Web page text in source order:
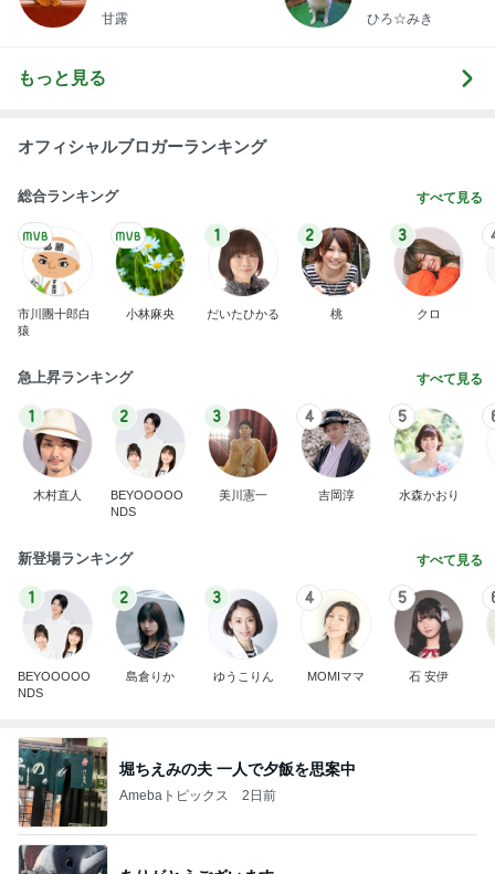
甘露 ひろ☆みき
もっと見る
オフィシャルブロガーランキング
総合ランキング すべて見る
市川團十郎白
猿
小林麻央
1
だいたひかる
2
桃
3
クロ
急上昇ランキング すべて見る
1
木村直人
2
BEYOOOOO
NDS
3
美川憲一
4
吉岡淳
5
水森かおり
新登場ランキング すべて見る
1
BEYOOOOO
NDS
2
島倉りか
3
ゆうこりん
4
MOMIママ
5
石 安伊
堀ちえみの夫 一人で夕飯を思案中
Amebaトピックス 2日前